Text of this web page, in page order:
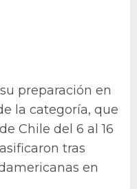
preparación en
la categoría, que
Chile del 6 al 16
tras
en